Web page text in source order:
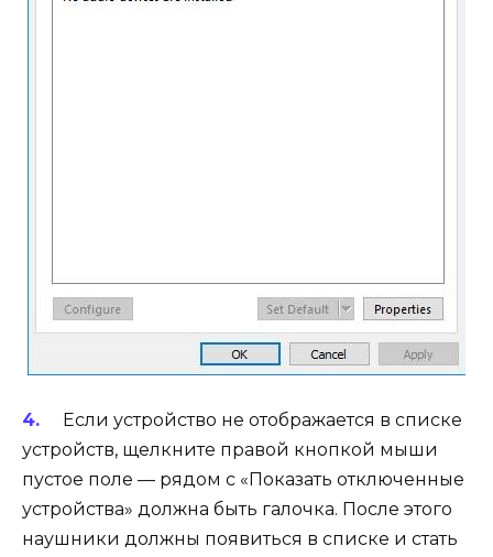
Если устройство не отображается в списке
устройств, щелкните правой кнопкой мыши
пустое поле — рядом с «Показать отключенные
устройства» должна быть галочка. После этого
наушники должны появиться в списке и стать